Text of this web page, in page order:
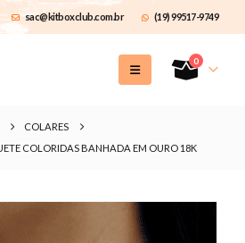
sac@kitboxclub.com.br (19) 99517-9749
0
COLARES
COLORIDAS BANHADA EM OURO 18K